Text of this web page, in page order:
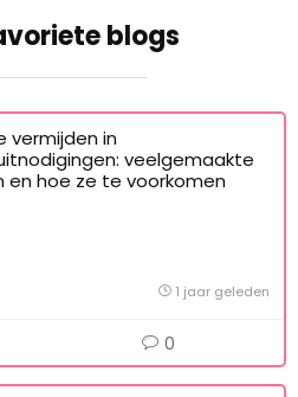
blogs
vermijden in
veelgemaakte
en hoe ze te voorkomen
1 jaar geleden
0